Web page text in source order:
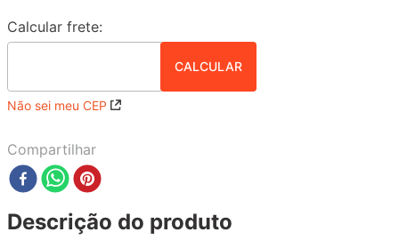
Não sei meu CEP
Compartilhar
Descrição do produto